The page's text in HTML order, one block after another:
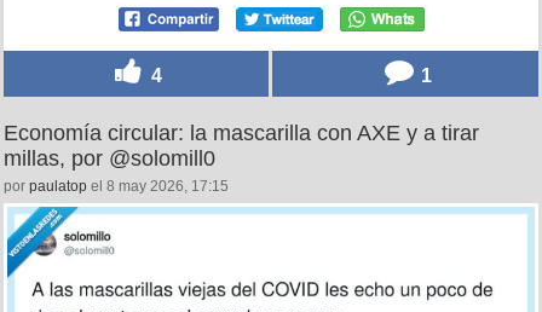
4 1
Economía circular: la mascarilla con AXE y a tirar
millas, por @solomill0
por paulatop el 8 may 2026, 17:15